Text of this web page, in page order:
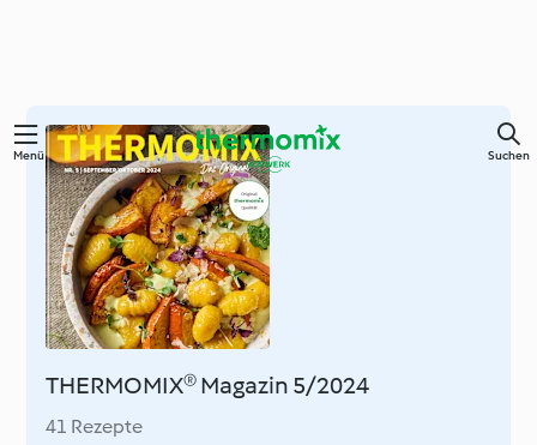
Zum
Hauptinhalt
springen
Menü Suchen
THERMOMIX® Magazin 5/2024
41 Rezepte